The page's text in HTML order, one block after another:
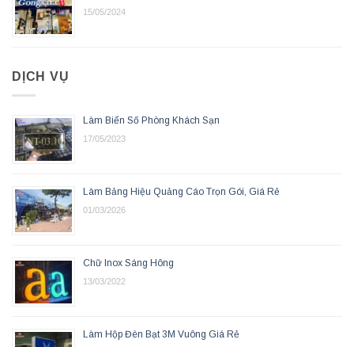
15/05/2024
DỊCH VỤ
Làm Biển Số Phòng Khách Sạn
17/05/2023
Làm Bảng Hiệu Quảng Cáo Trọn Gói, Giá Rẻ
01/03/2026
Chữ Inox Sáng Hông
13/03/2022
Làm Hộp Đèn Bạt 3M Vuông Giá Rẻ